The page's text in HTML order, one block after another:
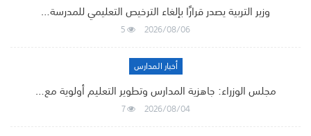
وزير التربية يصدر قرارًا بإلغاء الترخيص التعليمي للمدرسة…
2026/08/06
5
أخبار المدارس
مجلس الوزراء: جاهزية المدارس وتطوير التعليم أولوية مع…
2026/08/04
7